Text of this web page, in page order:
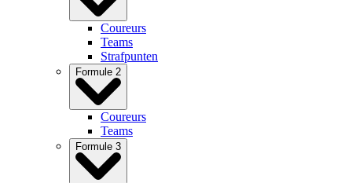
Coureurs
Teams
Strafpunten
Formule 2
Coureurs
Teams
Formule 3